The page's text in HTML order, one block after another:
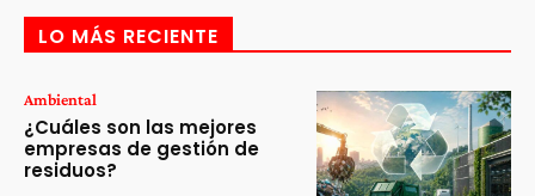
LO MÁS RECIENTE
Ambiental
¿Cuáles son las mejores
empresas de gestión de
residuos?